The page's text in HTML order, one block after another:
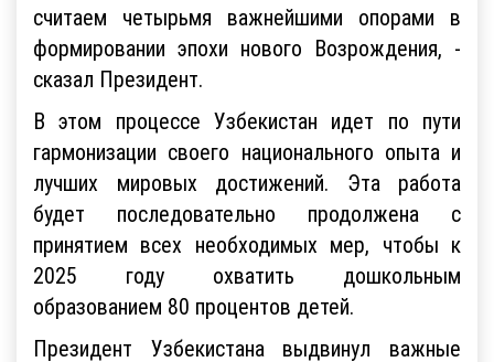
считаем четырьмя важнейшими опорами в
формировании эпохи нового Возрождения, -
сказал Президент.
В этом процессе Узбекистан идет по пути
гармонизации своего национального опыта и
лучших мировых достижений. Эта работа
будет последовательно продолжена с
принятием всех необходимых мер, чтобы к
2025 году охватить дошкольным
образованием 80 процентов детей.
Президент Узбекистана выдвинул важные